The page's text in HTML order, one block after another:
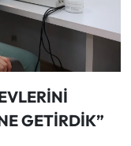
GETİRDİK”